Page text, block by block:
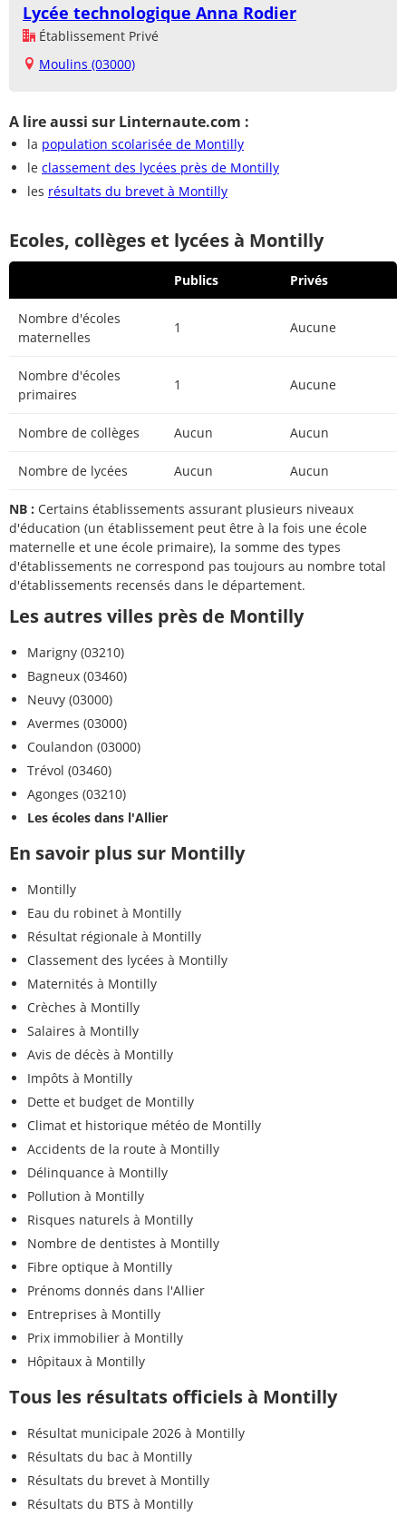
Lycée technologique Anna Rodier
Établissement Privé
Moulins (03000)
A lire aussi sur Linternaute.com :
la population scolarisée de Montilly
le classement des lycées près de Montilly
les résultats du brevet à Montilly
Ecoles, collèges et lycées à Montilly
Publics Privés
Nombre d'écoles
maternelles
1 Aucune
Nombre d'écoles
primaires
1 Aucune
Nombre de collèges Aucun Aucun
Nombre de lycées Aucun Aucun
NB : Certains établissements assurant plusieurs niveaux
d'éducation (un établissement peut être à la fois une école
maternelle et une école primaire), la somme des types
d'établissements ne correspond pas toujours au nombre total
d'établissements recensés dans le département.
Les autres villes près de Montilly
Marigny (03210)
Bagneux (03460)
Neuvy (03000)
Avermes (03000)
Coulandon (03000)
Trévol (03460)
Agonges (03210)
Les écoles dans l'Allier
En savoir plus sur Montilly
Montilly
Eau du robinet à Montilly
Résultat régionale à Montilly
Classement des lycées à Montilly
Maternités à Montilly
Crèches à Montilly
Salaires à Montilly
Avis de décès à Montilly
Impôts à Montilly
Dette et budget de Montilly
Climat et historique météo de Montilly
Accidents de la route à Montilly
Délinquance à Montilly
Pollution à Montilly
Risques naturels à Montilly
Nombre de dentistes à Montilly
Fibre optique à Montilly
Prénoms donnés dans l'Allier
Entreprises à Montilly
Prix immobilier à Montilly
Hôpitaux à Montilly
Tous les résultats officiels à Montilly
Résultat municipale 2026 à Montilly
Résultats du bac à Montilly
Résultats du brevet à Montilly
Résultats du BTS à Montilly